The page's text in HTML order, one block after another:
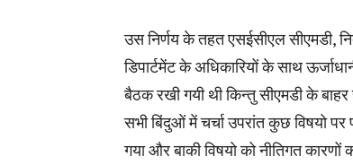
उस निर्णय के तहत एसईसीएल सीएमडी,
डिपार्टमेंट के अधिकारियों के साथ
बैठक रखी गयी थी किन्तु सीएमडी के
सभी बिंदुओं में चर्चा उपरांत कुछ विषयो पर
गया और बाकी विषयो को नीतिगत